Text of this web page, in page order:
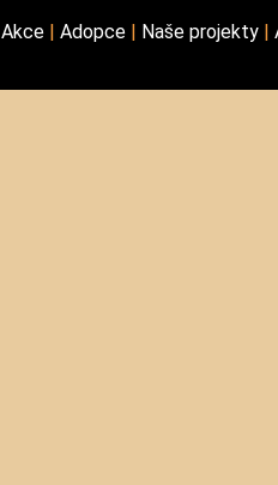
Akce Adopce Naše projekty